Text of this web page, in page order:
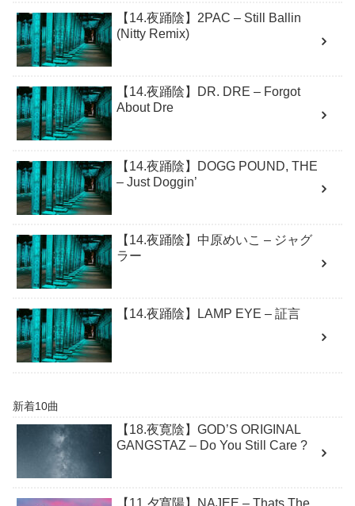
【14.夜踊陰】2PAC – Still Ballin
(Nitty Remix)
【14.夜踊陰】DR. DRE – Forgot
About Dre
【14.夜踊陰】DOGG POUND, THE
– Just Doggin’
【14.夜踊陰】中原めいこ – ジャグ
ラー
【14.夜踊陰】LAMP EYE – 証言
新着10曲
【18.夜寛陰】GOD’S ORIGINAL
GANGSTAZ – Do You Still Care ?